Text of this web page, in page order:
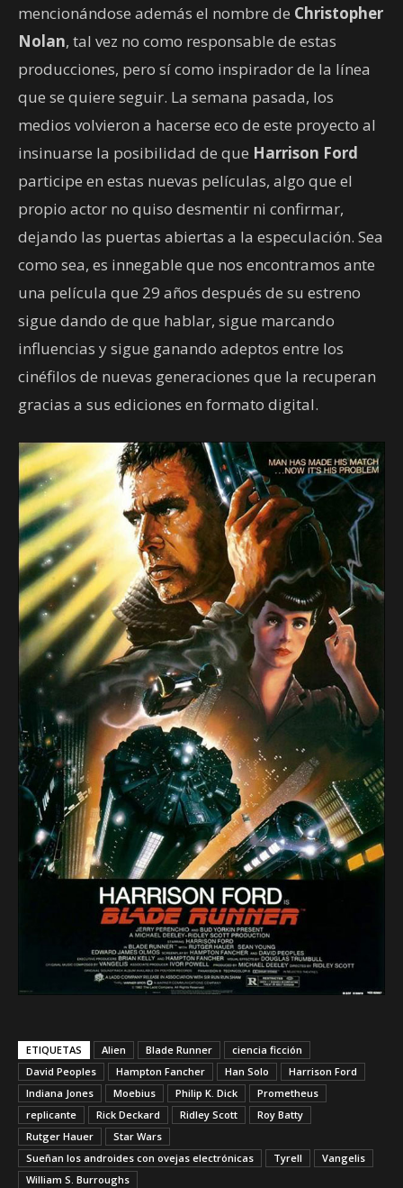
mencionándose además el nombre de Christopher
Nolan, tal vez no como responsable de estas
producciones, pero sí como inspirador de la línea
que se quiere seguir. La semana pasada, los
medios volvieron a hacerse eco de este proyecto al
insinuarse la posibilidad de que Harrison Ford
participe en estas nuevas películas, algo que el
propio actor no quiso desmentir ni confirmar,
dejando las puertas abiertas a la especulación. Sea
como sea, es innegable que nos encontramos ante
una película que 29 años después de su estreno
sigue dando de que hablar, sigue marcando
influencias y sigue ganando adeptos entre los
cinéfilos de nuevas generaciones que la recuperan
gracias a sus ediciones en formato digital.
ETIQUETAS Alien Blade Runner
ciencia ficción
David Peoples
Hampton Fancher Han Solo
Harrison Ford
Indiana Jones
Moebius Philip K. Dick
Prometheus
replicante
Rick Deckard Ridley Scott
Roy Batty
Rutger Hauer
Star Wars
Sueñan los androides con ovejas electrónicas
Tyrell
Vangelis
William S. Burroughs